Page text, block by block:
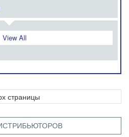
View All
страницы